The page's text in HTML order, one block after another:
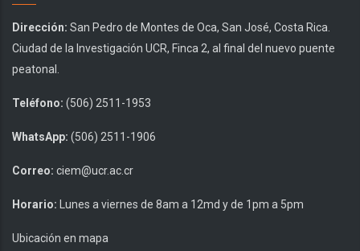
Dirección: San Pedro de Montes de Oca, San José, Costa Rica.
Ciudad de la Investigación UCR, Finca 2, al final del nuevo puente
peatonal.
Teléfono: (506) 2511-1953
WhatsApp: (506) 2511-1906
Correo: ciem@ucr.ac.cr
Horario: Lunes a viernes de 8am a 12md y de 1pm a 5pm
Ubicación en mapa